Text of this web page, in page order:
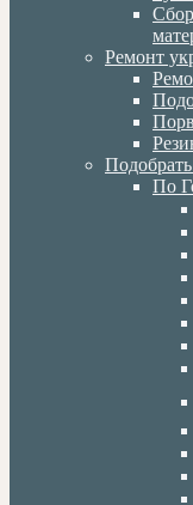
Ремонт
Подобрать
По